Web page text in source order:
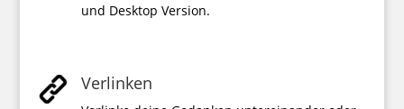
und Desktop Version.
Verlinken